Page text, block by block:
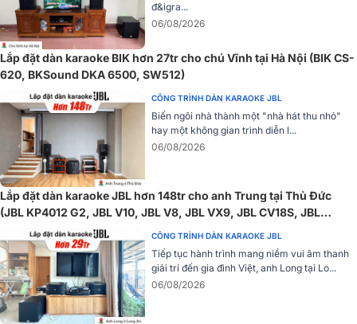
Vang số BIK BPR-8600
Vang số BIK BPR-8600với bộ xử lý DSP điểm nổi 32-bit, BIK BPR-
8600 mang đến chất lượng âm thanh chi tiết, mượt mà, cho trải
nghiệm âm thanh trung thực và sắc nét.
Thiết bị hỗ trợ đa dạng kết nối, bao gồm Bluetooth, USB, loa, cổng
đ&igra...
06/08/2026
Lắp đặt dàn karaoke BIK hơn 27tr cho chú Vĩnh tại Hà Nội (BIK CS-
620, BKSound DKA 6500, SW512)
CÔNG TRÌNH DÀN KARAOKE JBL
Biến ngôi nhà thành một "nhà hát thu nhỏ"
hay một không gian trình diễn l...
06/08/2026
Lắp đặt dàn karaoke JBL hơn 148tr cho anh Trung tại Thủ Đức
(JBL KP4012 G2, JBL V10, JBL V8, JBL VX9, JBL CV18S, JBL
VM300, TIYN M8...)
CÔNG TRÌNH DÀN KARAOKE JBL
Tiếp tục hành trình mang niềm vui âm thanh
giải trí đến gia đình Việt, anh Long tại Lo...
06/08/2026